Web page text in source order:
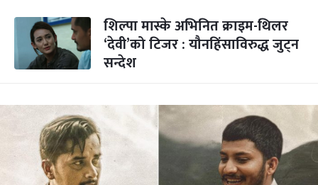
शिल्पा मास्के अभिनित क्राइम-थिलर
‘देवी’को टिजर : यौनहिंसाविरुद्ध जुट्न
सन्देश